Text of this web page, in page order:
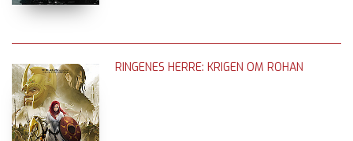
RINGENES HERRE: KRIGEN OM ROHAN